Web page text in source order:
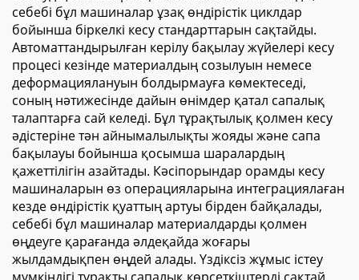
себебі бұл машиналар ұзақ өндірістік циклдар
бойынша біркелкі кесу стандарттарын сақтайды.
Автоматтандырылған керілу бақылау жүйелері кесу
процесі кезінде материалдың созылуын немесе
деформациялануын болдырмауға көмектеседі,
соның нәтижесінде дайын өнімдер қатал сапалық
талаптарға сай келеді. Бұл тұрақтылық қолмен кесу
әдістеріне тән айнымалылықты жояды және сапа
бақылауы бойынша қосымша шаралардың
қажеттілігін азайтады. Кәсіпорындар орамды кесу
машиналарын өз операцияларына интеграциялаған
кезде өндірістік қуаттың артуы бірден байқалады,
себебі бұл машиналар материалдарды қолмен
өңдеуге қарағанда әлдеқайда жоғары
жылдамдықпен өңдей алады. Үздіксіз жұмыс істеу